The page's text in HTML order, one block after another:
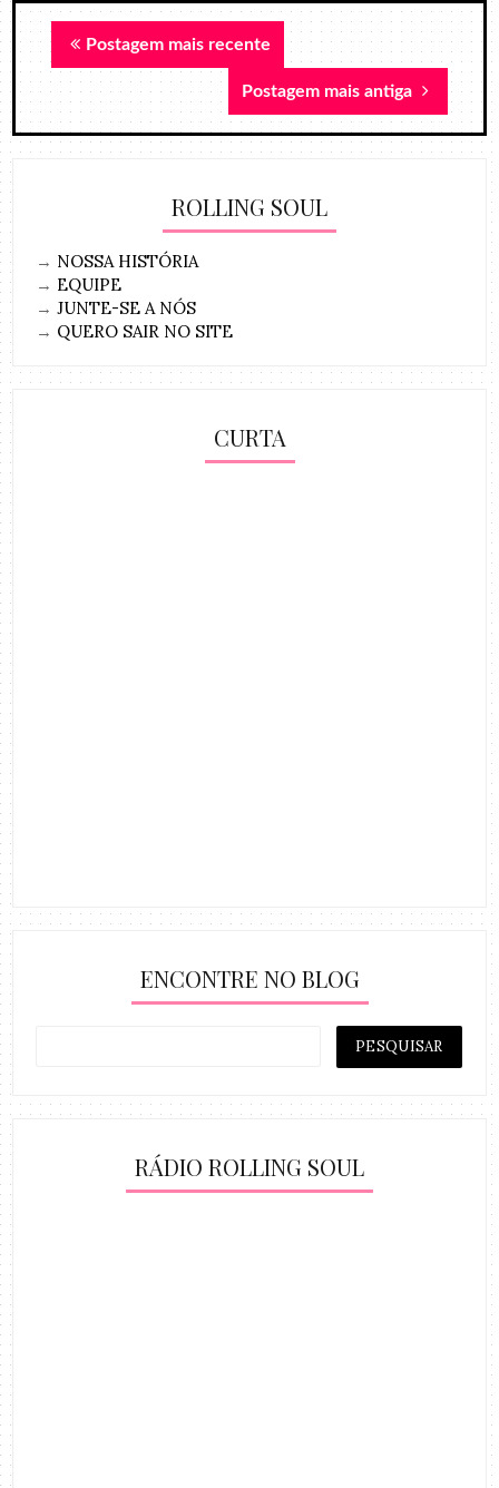
Postagem mais recente
Postagem mais antiga
ROLLING SOUL
→ NOSSA HISTÓRIA
→ EQUIPE
→JUNTE-SE A NÓS
→ QUERO SAIR NO SITE
CURTA
ENCONTRE NO BLOG
RÁDIO ROLLING SOUL